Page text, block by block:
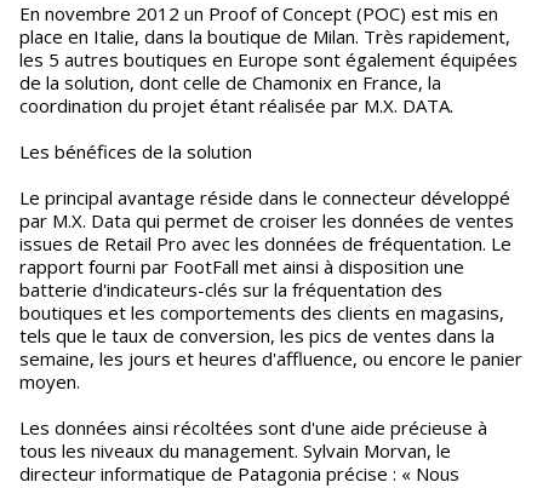
En novembre 2012 un Proof of Concept (POC) est mis en
place en Italie, dans la boutique de Milan. Très rapidement,
les 5 autres boutiques en Europe sont également équipées
de la solution, dont celle de Chamonix en France, la
coordination du projet étant réalisée par M.X. DATA.
Les bénéfices de la solution
Le principal avantage réside dans le connecteur développé
par M.X. Data qui permet de croiser les données de ventes
issues de Retail Pro avec les données de fréquentation. Le
rapport fourni par FootFall met ainsi à disposition une
batterie d'indicateurs-clés sur la fréquentation des
boutiques et les comportements des clients en magasins,
tels que le taux de conversion, les pics de ventes dans la
semaine, les jours et heures d'affluence, ou encore le panier
moyen.
Les données ainsi récoltées sont d'une aide précieuse à
tous les niveaux du management. Sylvain Morvan, le
directeur informatique de Patagonia précise : « Nous